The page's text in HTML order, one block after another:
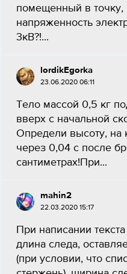
помещенный в точку,
напряженность
3кВ?!​...
lordikEgorka
23.06.2020 06:11
Тело массой 0,5 кг
вверх с начальной
Определи высоту, на
через 0,04 с после
сантиметрах!При...
mahin2
22.03.2020 15:17
При написании
длина следа,
(при условии, что